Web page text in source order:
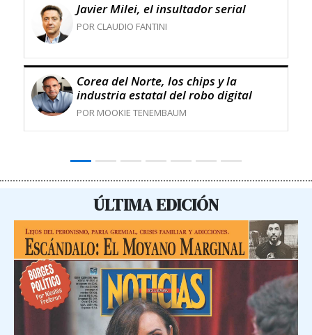
Javier Milei, el insultador serial
POR CLAUDIO FANTINI
Corea del Norte, los chips y la
industria estatal del robo digital
POR MOOKIE TENEMBAUM
ÚLTIMA EDICIÓN